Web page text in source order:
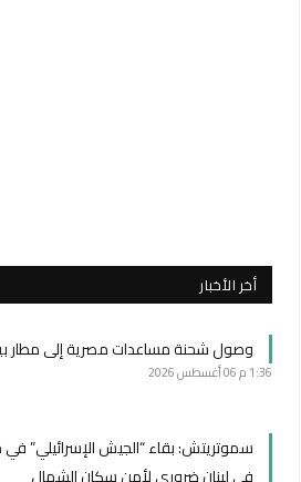
أخر الأخبار
وصول شحنة مساعدات مصرية إلى مطار
1:36 م 06 أغسطس 2026
سموتريتش: بقاء “الجيش الإسرائيلي”